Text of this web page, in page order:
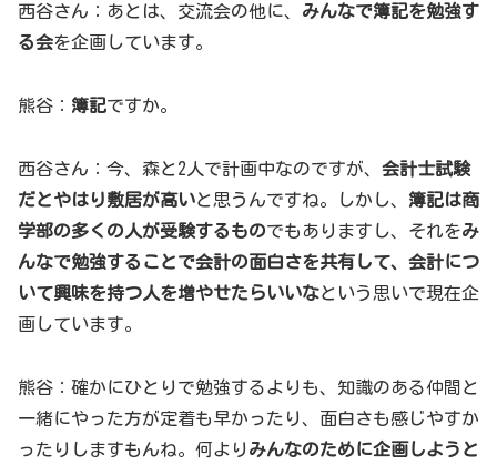
西谷さん：あとは、交流会の他に、 みんなで簿記を勉強す
る会を企画しています。
熊谷： 簿記ですか。
西谷さん：今、森と2人で計画中なのですが、 会計士試験
だとやはり敷居が高いと思うんですね。しかし、 簿記は商
学部の多くの人が受験するものでもありますし、それをみ
んなで勉強することで会計の面白さを共有して、会計につ
いて興味を持つ人を増やせたらいいなという思いで現在企
画しています。
熊谷：確かにひとりで勉強するよりも、知識のある仲間と
一緒にやった方が定着も早かったり、面白さも感じやすか
ったりしますもんね。何より みんなのために企画しようと